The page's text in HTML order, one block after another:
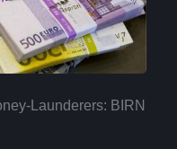
Launderers: BIRN